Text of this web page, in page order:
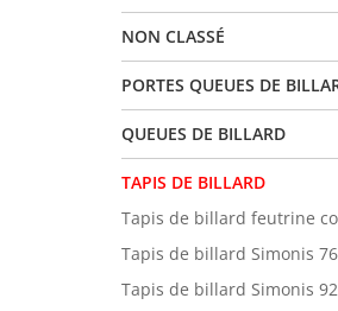
NON CLASSÉ
PORTES QUEUES DE
QUEUES DE BILLARD
TAPIS DE BILLARD
Tapis de billard feutrine
Tapis de billard Simonis
Tapis de billard Simonis